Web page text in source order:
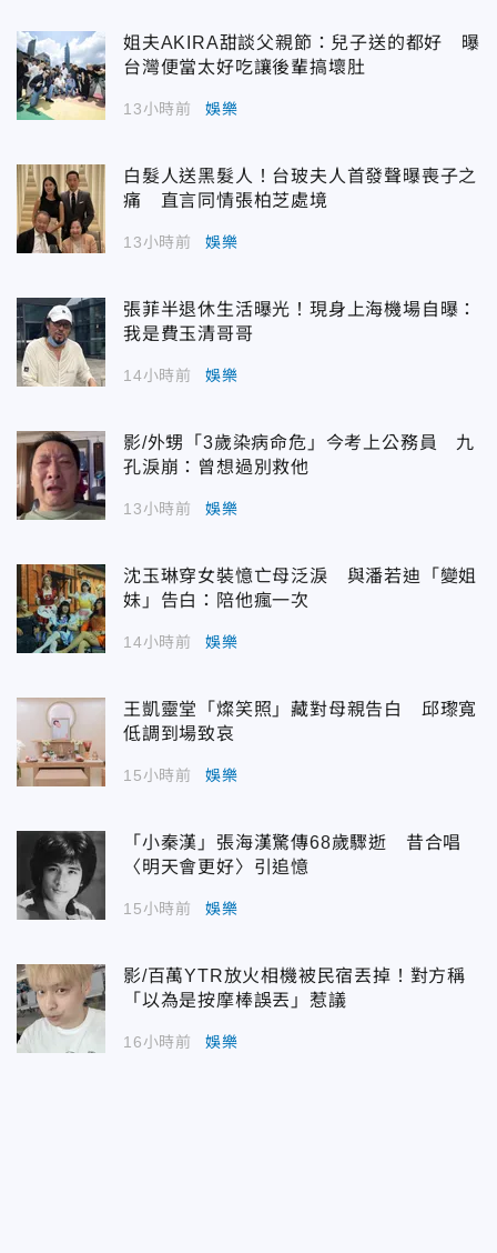
姐夫AKIRA甜談父親節：兒子送的都好 曝
台灣便當太好吃讓後輩搞壞肚
13小時前 娛樂
白髮人送黑髮人！台玻夫人首發聲曝喪子之
痛 直言同情張柏芝處境
13小時前 娛樂
張菲半退休生活曝光！現身上海機場自曝：
我是費玉清哥哥
14小時前 娛樂
影/外甥「3歲染病命危」今考上公務員 九
孔淚崩：曾想過別救他
13小時前 娛樂
沈玉琳穿女裝憶亡母泛淚 與潘若迪「變姐
妹」告白：陪他瘋一次
14小時前 娛樂
王凱靈堂「燦笑照」藏對母親告白 邱瓈寬
低調到場致哀
15小時前 娛樂
「小秦漢」張海漢驚傳68歲驟逝 昔合唱
〈明天會更好〉引追憶
15小時前 娛樂
影/百萬YTR放火相機被民宿丟掉！對方稱
「以為是按摩棒誤丟」惹議
16小時前 娛樂